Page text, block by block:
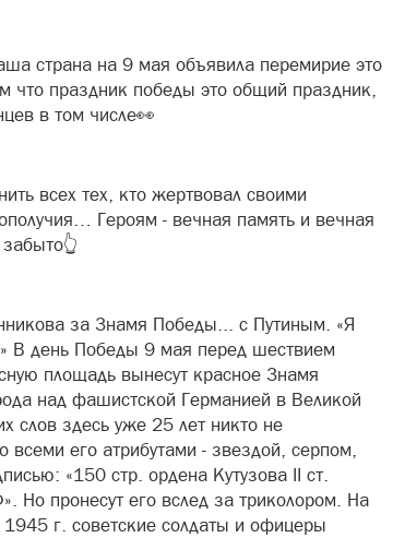
страна на 9 мая объявила перемирие это
что праздник победы это общий праздник,
в том числе👀
всех тех, кто жертвовал своими
Героям - вечная память и вечная
за Знамя Победы... с Путиным. «Я
В день Победы 9 мая перед шествием
площадь вынесут красное Знамя
над фашистской Германией в Великой
слов здесь уже 25 лет никто не
всеми его атрибутами - звездой, серпом,
«150 стр. ордена Кутузова II ст.
пронесут его вслед за триколором. На
г. советские солдаты и офицеры